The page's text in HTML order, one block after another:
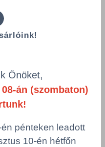
Hosszúság
Önöket,
án (szombaton)
pénteken leadott
10-én hétfőn